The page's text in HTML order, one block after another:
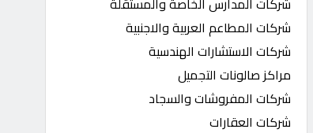
شركات المطاعم العربية والاجنبية
شركات الاستشارات الهندسية
مراكز صالونات التجميل
شركات المفروشات والسجاد
شركات العقارات